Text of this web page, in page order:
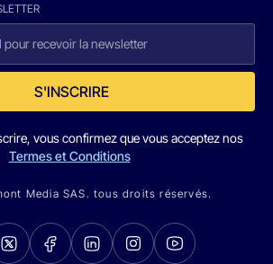
S'INSCRIRE
vous confirmez que vous acceptez nos
Termes et Conditions
Media SAS. tous droits réservés.